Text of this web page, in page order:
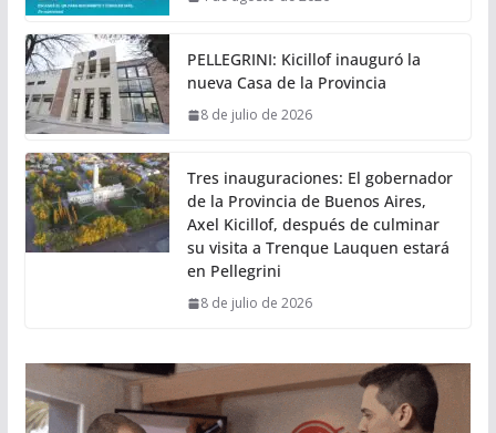
PELLEGRINI: Kicillof inauguró la
nueva Casa de la Provincia
8 de julio de 2026
Tres inauguraciones: El gobernador
de la Provincia de Buenos Aires,
Axel Kicillof, después de culminar
su visita a Trenque Lauquen estará
en Pellegrini
8 de julio de 2026